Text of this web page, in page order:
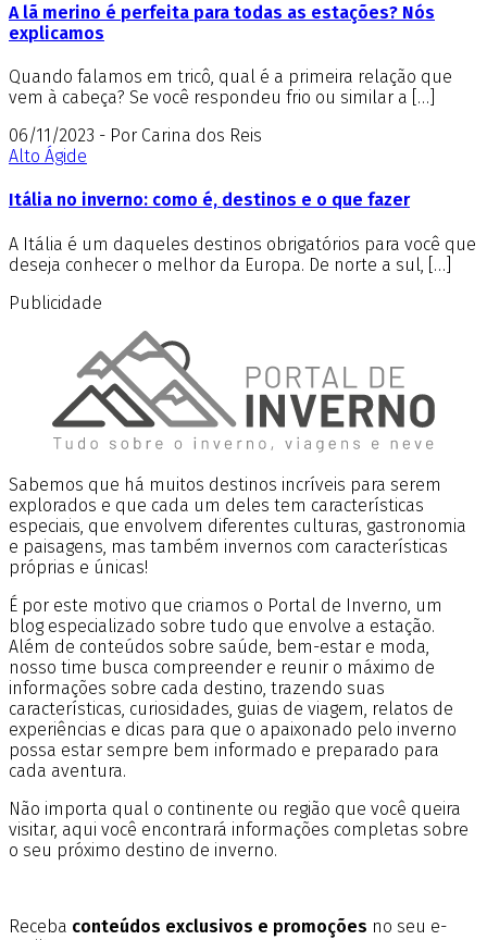
A lã merino é perfeita para todas as estações? Nós
explicamos
Quando falamos em tricô, qual é a primeira relação que
vem à cabeça? Se você respondeu frio ou similar a […]
06/11/2023 - Por Carina dos Reis
Alto Ágide
Itália no inverno: como é, destinos e o que fazer
A Itália é um daqueles destinos obrigatórios para você que
deseja conhecer o melhor da Europa. De norte a sul, […]
Publicidade
Sabemos que há muitos destinos incríveis para serem
explorados e que cada um deles tem características
especiais, que envolvem diferentes culturas, gastronomia
e paisagens, mas também invernos com características
próprias e únicas!
É por este motivo que criamos o Portal de Inverno, um
blog especializado sobre tudo que envolve a estação.
Além de conteúdos sobre saúde, bem-estar e moda,
nosso time busca compreender e reunir o máximo de
informações sobre cada destino, trazendo suas
características, curiosidades, guias de viagem, relatos de
experiências e dicas para que o apaixonado pelo inverno
possa estar sempre bem informado e preparado para
cada aventura.
Não importa qual o continente ou região que você queira
visitar, aqui você encontrará informações completas sobre
o seu próximo destino de inverno.
Receba conteúdos exclusivos e promoções no seu e-